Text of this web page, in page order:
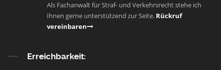
Als Fachanwalt für Straf- und Verkehrsrecht stehe ich
Ihnen gerne unterstützend zur Seite. Rückruf
vereinbaren
Erreichbarkeit: